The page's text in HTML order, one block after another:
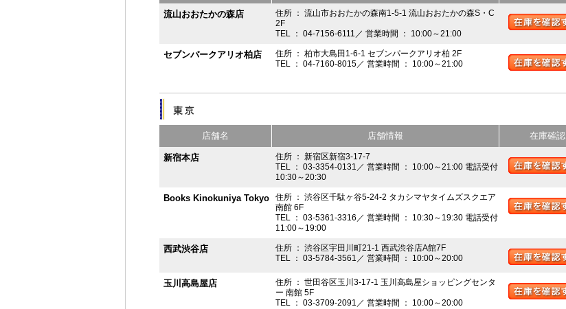
流山おおたかの森店
住所 ： 流山市おおたかの森南1-5-1 流山おおたかの森S・C
2F
TEL ： 04-7156-6111／ 営業時間 ： 10:00～21:00
セブンパークアリオ柏店
住所 ： 柏市大島田1-6-1 セブンパークアリオ柏 2F
TEL ： 04-7160-8015／ 営業時間 ： 10:00～21:00
店舗名 店舗情報 在庫確認
新宿本店
住所 ： 新宿区新宿3-17-7
TEL ： 03-3354-0131／ 営業時間 ： 10:00～21:00 電話受付
10:30～20:30
Books Kinokuniya Tokyo
住所 ： 渋谷区千駄ヶ谷5-24-2 タカシマヤタイムズスクエア
南館 6F
TEL ： 03-5361-3316／ 営業時間 ： 10:30～19:30 電話受付
11:00～19:00
西武渋谷店
住所 ： 渋谷区宇田川町21-1 西武渋谷店A館7F
TEL ： 03-5784-3561／ 営業時間 ： 10:00～20:00
玉川高島屋店
住所 ： 世田谷区玉川3-17-1 玉川高島屋ショッピングセンタ
ー 南館 5F
TEL ： 03-3709-2091／ 営業時間 ： 10:00～20:00